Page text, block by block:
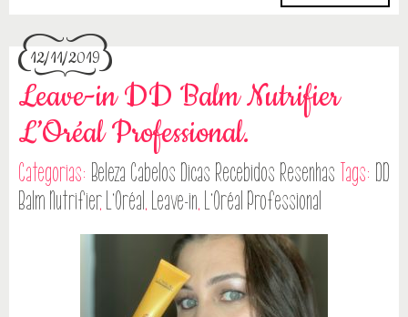
12/11/2019
Leave-in DD Balm Nutrifier
L’Oréal Professional.
Categorias: Beleza Cabelos Dicas Recebidos Resenhas Tags: DD
Balm Nutrifier, L'Oréal, Leave-in, L’Oréal Professional